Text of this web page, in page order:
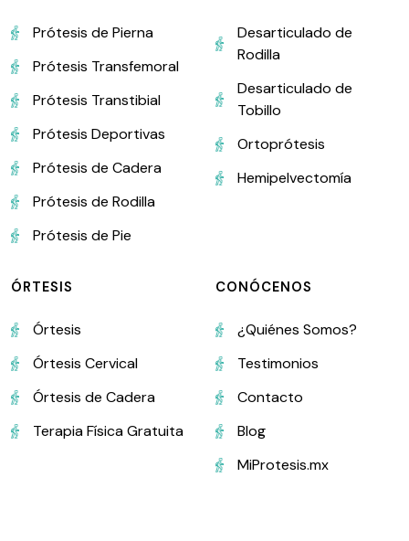
Prótesis de Pierna
Prótesis Transfemoral
Prótesis Transtibial
Prótesis Deportivas
Prótesis de Cadera
Prótesis de Rodilla
Prótesis de Pie
Desarticulado de
Rodilla
Desarticulado de
Tobillo
Ortoprótesis
Hemipelvectomía
ÓRTESIS
Órtesis
Órtesis Cervical
Órtesis de Cadera
Terapia Física Gratuita
CONÓCENOS
¿Quiénes Somos?
Testimonios
Contacto
Blog
MiProtesis.mx